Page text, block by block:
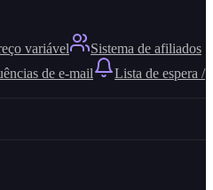
variável
Sistema de afiliados
de e-mail
Lista de espera /